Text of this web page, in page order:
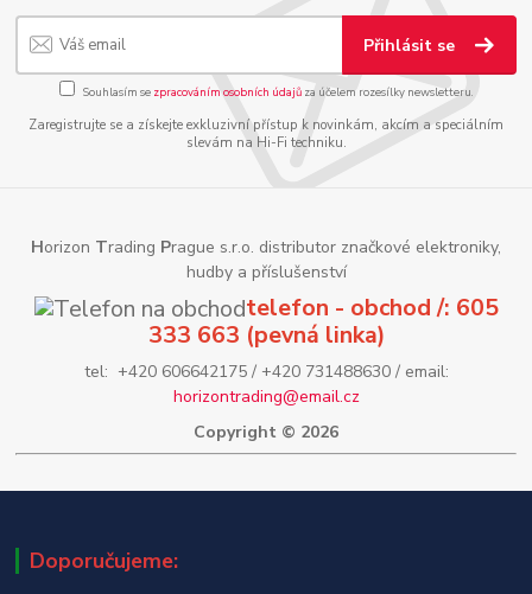
Přihlásit se
Souhlasím se zpracováním osobních údajůza účelem rozesílky newsletteru.
Zaregistrujte se a získejte exkluzivní přístup k novinkám, akcím a speciálním
slevám na Hi-Fi techniku.
Horizon Trading Prague s.r.o. distributor značkové elektroniky,
hudby a příslušenství
telefon - obchod /: 605
333 663 (pevná linka)
tel: +420 606642175 / +420 731488630 / email:
horizontrading@email.cz
Copyright © 2026
Doporučujeme: